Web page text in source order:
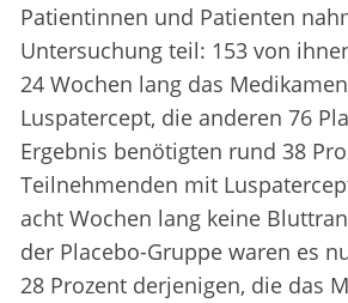
Patientinnen und Patienten
Untersuchung teil: 153 von
24 Wochen lang das
Luspatercept, die anderen 76
Ergebnis benötigten rund 38
Teilnehmenden mit
acht Wochen lang keine
der Placebo-Gruppe waren es
28 Prozent derjenigen, die das